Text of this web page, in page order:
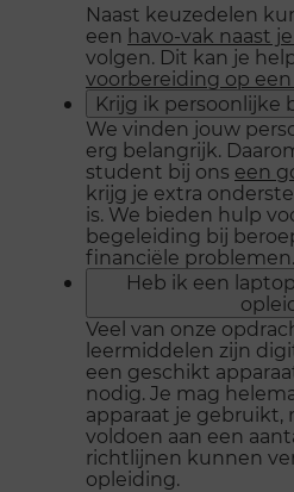
Naast keuzedelen
een havo-vak naast
volgen. Dit kan je
voorbereiding op
Krijg ik persoonlijke
We vinden jouw
erg belangrijk.
student bij ons een
krijg je extra
is. We bieden hulp
begeleiding bij
financiële problemen.
Heb ik een
Veel van onze
leermiddelen zijn
een geschikt
nodig. Je mag
apparaat je gebruikt,
voldoen aan een
richtlijnen kunnen
opleiding.